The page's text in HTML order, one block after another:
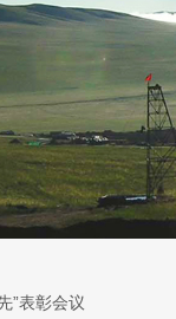
”表彰会议